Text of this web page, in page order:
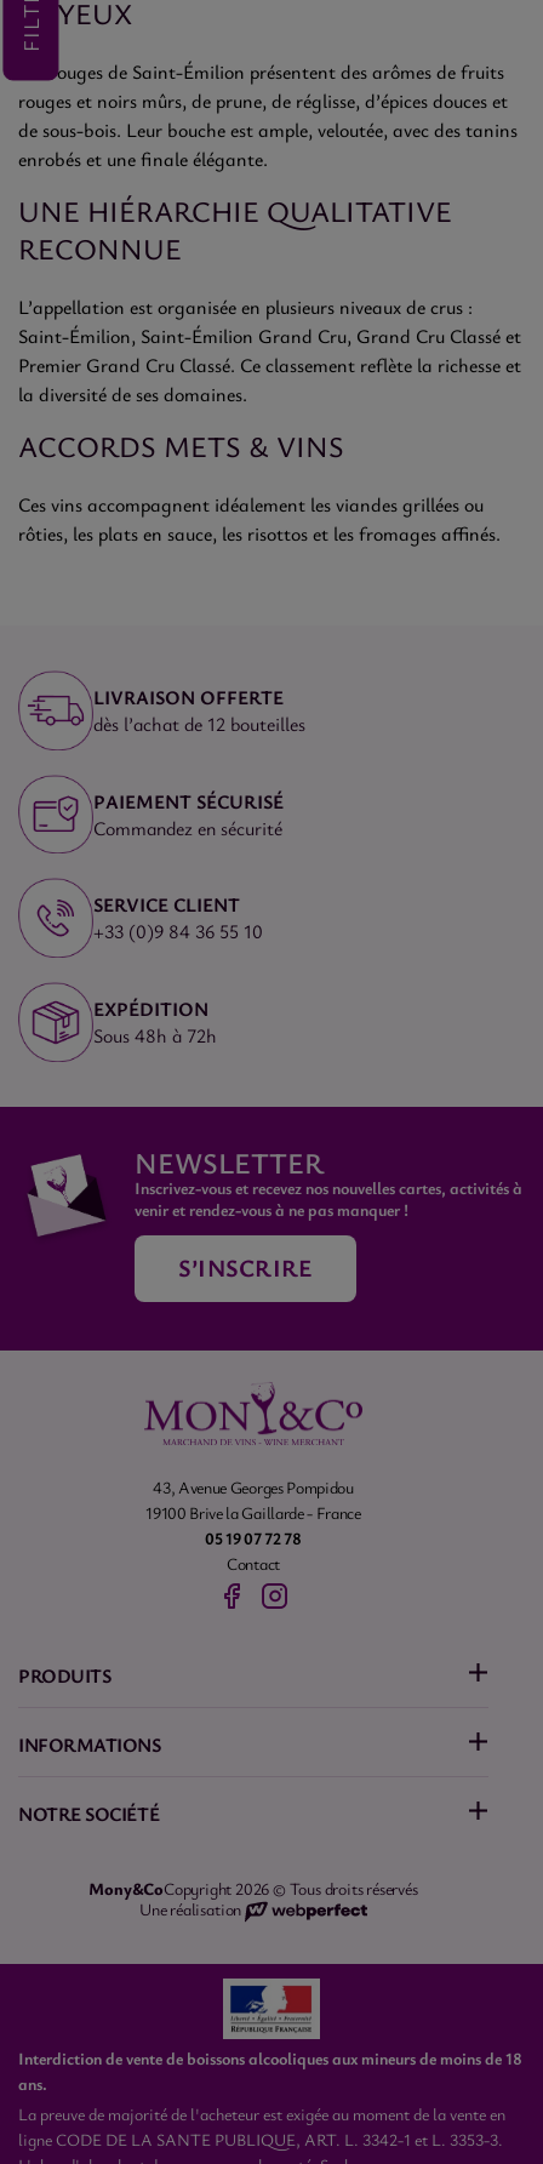
SOYEUX
Les rouges de Saint-Émilion présentent des arômes de fruits
rouges et noirs mûrs, de prune, de réglisse, d’épices douces et
de sous-bois. Leur bouche est ample, veloutée, avec des tanins
enrobés et une finale élégante.
UNE HIÉRARCHIE QUALITATIVE
RECONNUE
L’appellation est organisée en plusieurs niveaux de crus :
Saint-Émilion, Saint-Émilion Grand Cru, Grand Cru Classé et
Premier Grand Cru Classé. Ce classement reflète la richesse et
la diversité de ses domaines.
ACCORDS METS & VINS
Ces vins accompagnent idéalement les viandes grillées ou
rôties, les plats en sauce, les risottos et les fromages affinés.
LIVRAISON OFFERTE
dès l’achat de 12 bouteilles
PAIEMENT SÉCURISÉ
Commandez en sécurité
SERVICE CLIENT
+33 (0)9 84 36 55 10
EXPÉDITION
Sous 48h à 72h
NEWSLETTER
Inscrivez-vous et recevez nos nouvelles cartes, activités à
venir et rendez-vous à ne pas manquer !
S’INSCRIRE
43, Avenue Georges Pompidou
19100 Brive la Gaillarde - France
05 19 07 72 78
Contact
PRODUITS
INFORMATIONS
NOTRE SOCIÉTÉ
Mony&CoCopyright 2026 © Tous droits réservés
Une réalisation
Interdiction de vente de boissons alcooliques aux mineurs de moins de 18
ans.
La preuve de majorité de l'acheteur est exigée au moment de la vente en
ligne CODE DE LA SANTE PUBLIQUE, ART. L. 3342-1 et L. 3353-3.